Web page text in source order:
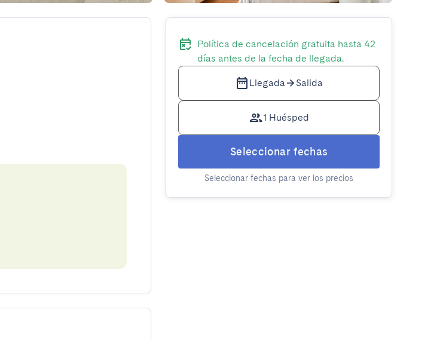
Política de cancelación gratuita hasta 42
días antes de la fecha de llegada.
Llegada Salida
1 Huésped
Seleccionar fechas
Seleccionar fechas para ver los precios